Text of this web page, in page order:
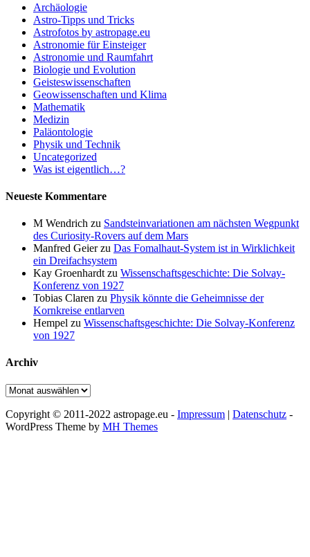
Archäologie
Astro-Tipps und Tricks
Astrofotos by astropage.eu
Astronomie für Einsteiger
Astronomie und Raumfahrt
Biologie und Evolution
Geisteswissenschaften
Geowissenschaften und Klima
Mathematik
Medizin
Paläontologie
Physik und Technik
Uncategorized
Was ist eigentlich…?
Neueste Kommentare
M Wendrich zu Sandsteinvariationen am nächsten Wegpunkt
des Curiosity-Rovers auf dem Mars
Manfred Geierzu Das Fomalhaut-System ist in Wirklichkeit
ein Dreifachsystem
Kay Groenhardt zu Wissenschaftsgeschichte: Die Solvay-
Konferenz von 1927
Tobias Claren zu Physik könnte die Geheimnisse der
Kornkreise entlarven
Hempel zu Wissenschaftsgeschichte: Die Solvay-Konferenz
von 1927
Archiv
Archiv
Copyright © 2011-2022 astropage.eu - Impressum | Datenschutz -
WordPress Theme by MH Themes